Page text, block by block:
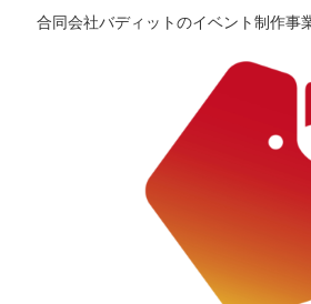
合同会社バディットのイベント制作事